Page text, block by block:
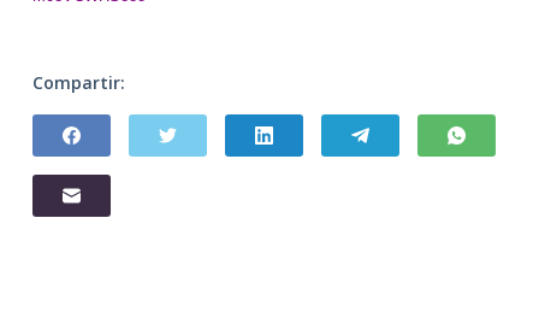
Compartir: